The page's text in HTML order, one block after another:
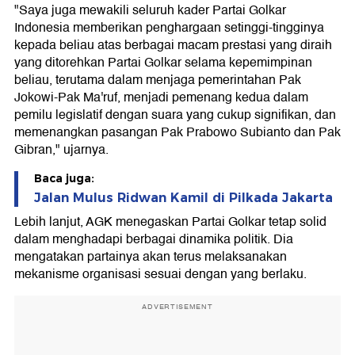
"Saya juga mewakili seluruh kader Partai Golkar
Indonesia memberikan penghargaan setinggi-tingginya
kepada beliau atas berbagai macam prestasi yang diraih
yang ditorehkan Partai Golkar selama kepemimpinan
beliau, terutama dalam menjaga pemerintahan Pak
Jokowi-Pak Ma'ruf, menjadi pemenang kedua dalam
pemilu legislatif dengan suara yang cukup signifikan, dan
memenangkan pasangan Pak Prabowo Subianto dan Pak
Gibran," ujarnya.
Baca juga:
Jalan Mulus Ridwan Kamil di Pilkada Jakarta
Lebih lanjut, AGK menegaskan Partai Golkar tetap solid
dalam menghadapi berbagai dinamika politik. Dia
mengatakan partainya akan terus melaksanakan
mekanisme organisasi sesuai dengan yang berlaku.
ADVERTISEMENT